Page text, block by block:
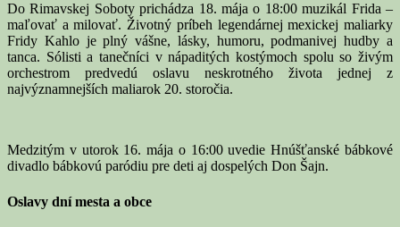
Do Rimavskej Soboty prichádza 18. mája o 18:00 muzikál Frida –
maľovať a milovať. Životný príbeh legendárnej mexickej maliarky
Fridy Kahlo je plný vášne, lásky, humoru, podmanivej hudby a
tanca. Sólisti a tanečníci v nápaditých kostýmoch spolu so živým
orchestrom predvedú oslavu neskrotného života jednej z
najvýznamnejších maliarok 20. storočia.
Medzitým v utorok 16. mája o 16:00 uvedie Hnúšťanské bábkové
divadlo bábkovú paródiu pre deti aj dospelých Don Šajn.
Oslavy dní mesta a obce